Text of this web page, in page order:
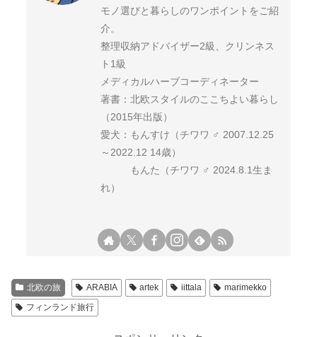
モノ選びと暮らしのワンポイントをご紹
介。
整理収納アドバイザー2級、クリンネス
ト1級
メディカルハーブコーディネーター
著書：北欧スタイルのここちよい暮らし
（2015年出版）
愛犬：もんすけ（チワワ ♂ 2007.12.25
～2022.12 14歳）
もんた（チワワ ♂ 2024.8.1生ま
れ）
北欧の旅 ARABIA artek iittala
marimekko
フィンランド旅行